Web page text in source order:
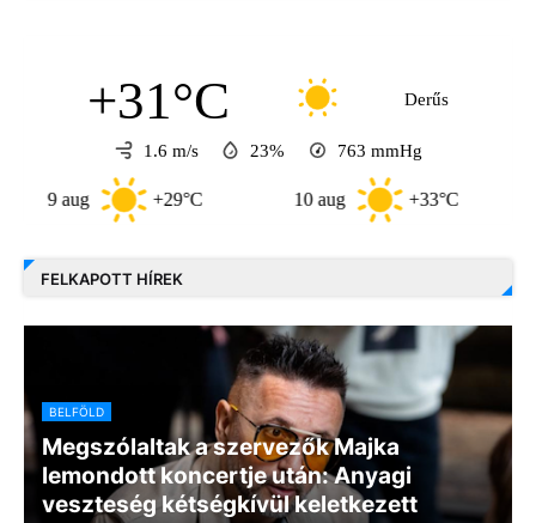
+31°C Derűs
1.6 m/s 23% 763 mmHg
+29°C +33°C
FELKAPOTT HÍREK
BELFÖLD
Megszólaltak a szervezők Majka
lemondott koncertje után: Anyagi
veszteség kétségkívül keletkezett